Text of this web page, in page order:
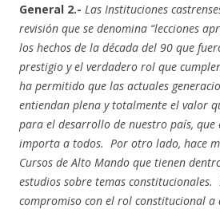
General 2.- Las Instituciones
revisión que se denomina “lecciones
los hechos de la década del 90 que
prestigio y el verdadero rol que
ha permitido que las actuales
entiendan plena y totalmente el valor
para el desarrollo de nuestro país,
importa a todos. Por otro lado, hace
Cursos de Alto Mando que tienen
estudios sobre temas
compromiso con el rol constitucional a